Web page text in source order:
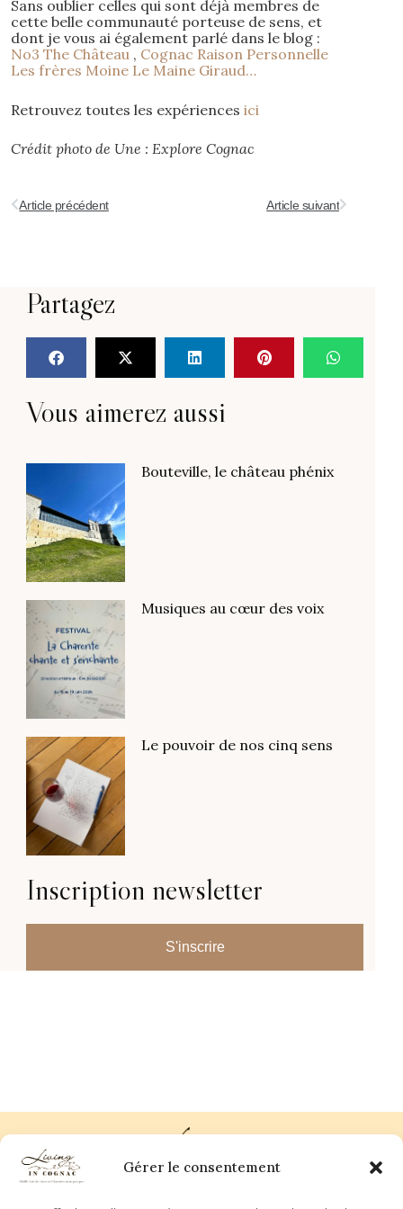
Gérer le consentement
Sans oublier celles qui sont déjà membres de
cette belle communauté porteuse de sens, et
dont je vous ai également parlé dans le blog :
No3 The Château , Cognac Raison Personnelle
Les frères Moine Le Maine Giraud…
Retrouvez toutes les expériencesici
Crédit photo de Une : Explore Cognac
Article précédent Article suivant
Partagez
Vous aimerez aussi
Bouteville, le château phénix
Musiques au cœur des voix
Le pouvoir de nos cinq sens
Inscription newsletter
S'inscrire